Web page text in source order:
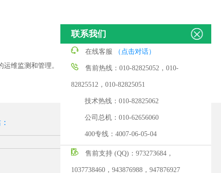
维监测和管理。
联系我们
在线客服 （点击对话）
售前热线：010-82825052，010-
82825512，010-82825051
技术热线：010-82825062
公司总机：010-62656060
400专线：4007-06-05-04
售前支持 (QQ)：973273684，
1037738460，943876988，947876927